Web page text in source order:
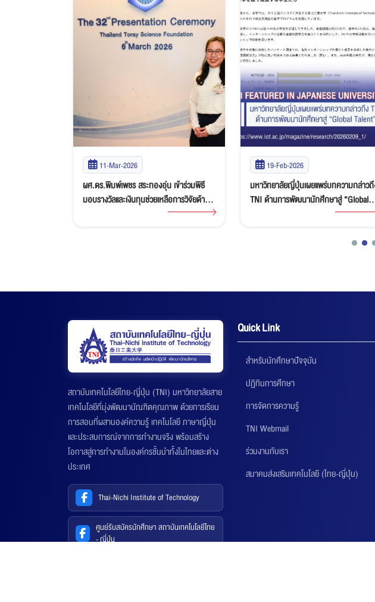
19-Feb-2026
มหาวิทยาลัยญี่ปุ่นเผยแพร่บทความกล่าวถึง
TNI ด้านการพัฒนานักศึกษาสู่ “Global
25-Dec-2025
สารอวยพรปีใหม่ 2569 จากอธิการบดี ถึง
คณาจารย์และพนักงาน สถาบันเทคโนโลยี
สถาบันเทคโนโลยีไทย-ญี่ปุ่น (TNI) มหาวิทยาลัยสาย
เทคโนโลยีที่มุ่งพัฒนาบัณฑิตคุณภาพ ด้วยการเรียน
การสอนที่ผสานองค์ความรู้ เทคโนโลยี ภาษาญี่ปุ่น
และประสบการณ์จากการทำงานจริง พร้อมสร้าง
โอกาสสู่การทำงานในองค์กรชั้นนำทั้งในไทยและต่าง
ประเทศ
Thai-Nichi Institute of Technology
ศูนย์รับสมัครนักศึกษา สถาบันเทคโนโลยีไทย
- ญี่ปุ่น
Quick Link
สำหรับนักศึกษาปัจจุบัน
ปฏิทินการศึกษา
การจัดการความรู้
TNI Webmail
ร่วมงานกับเรา
สมาคมส่งเสริมเทคโนโลยี (ไทย-ญี่ปุ่น)